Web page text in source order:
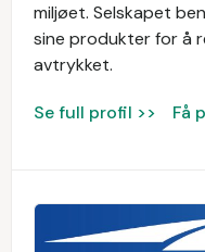
miljøet. Selskapet
sine produkter for å
avtrykket.
Se full profil >> Få